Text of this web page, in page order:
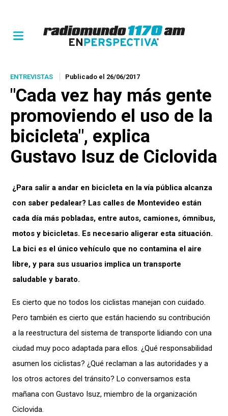
ENTREVISTAS Publicado el 26/06/2017
"Cada vez hay más gente
promoviendo el uso de la
bicicleta", explica
Gustavo Isuz de Ciclovida
¿Para salir a andar en bicicleta en la vía pública alcanza
con saber pedalear? Las calles de Montevideo están
cada día más pobladas, entre autos, camiones, ómnibus,
motos y bicicletas. Es necesario aligerar esta situación.
La bici es el único vehículo que no contamina el aire
libre, y para sus usuarios implica un transporte
saludable y barato.
Es cierto que no todos los ciclistas manejan con cuidado.
Pero también es cierto que están haciendo su contribución
a la reestructura del sistema de transporte lidiando con una
ciudad muy poco adaptada para ellos. ¿Qué responsabilidad
asumen los ciclistas? ¿Qué reclaman a las autoridades y a
los otros actores del tránsito? Lo conversamos esta
mañana con Gustavo Isuz, miembro de la organización
Ciclovida.